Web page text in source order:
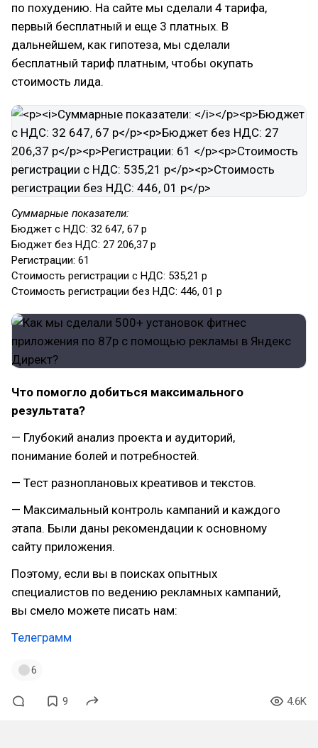
по похудению. На сайте мы сделали 4 тарифа,
первый бесплатный и еще 3 платных. В
дальнейшем, как гипотеза, мы сделали
бесплатный тариф платным, чтобы окупать
стоимость лида.
Суммарные показатели:
Бюджет с НДС: 32 647, 67 р
Бюджет без НДС: 27 206,37 р
Регистрации: 61
Стоимость регистрации с НДС: 535,21 р
Стоимость регистрации без НДС: 446, 01 р
Что помогло добиться максимального
результата?
— Глубокий анализ проекта и аудиторий,
понимание болей и потребностей.
— Тест разноплановых креативов и текстов.
— Максимальный контроль кампаний и каждого
этапа. Были даны рекомендации к основному
сайту приложения.
Поэтому, если вы в поисках опытных
специалистов по ведению рекламных кампаний,
вы смело можете писать нам:
Телеграмм
6
9 4.6K